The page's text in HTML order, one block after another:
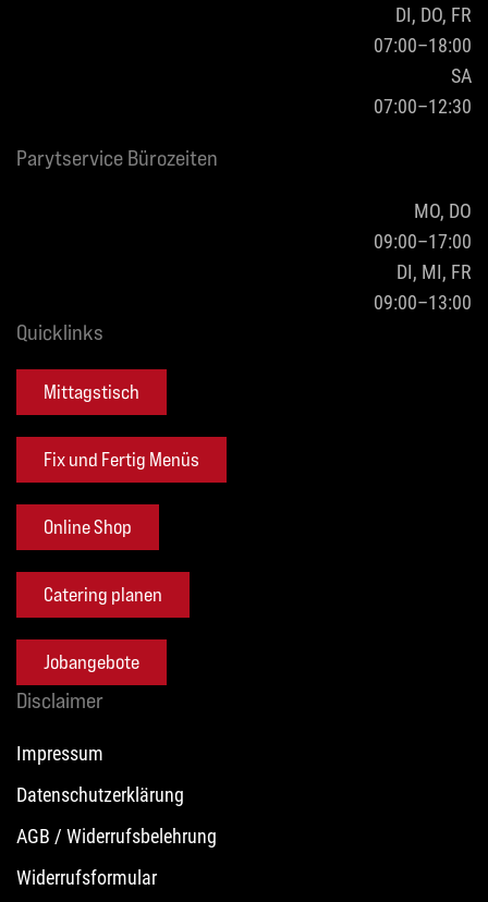
DI, DO, FR
07:00–18:00
SA
07:00–12:30
Parytservice Bürozeiten
MO, DO
09:00–17:00
DI, MI, FR
09:00–13:00
Quicklinks
Mittagstisch
Fix und Fertig Menüs
Online Shop
Catering planen
Jobangebote
Disclaimer
Impressum
Datenschutzerklärung
AGB / Widerrufsbelehrung
Widerrufsformular